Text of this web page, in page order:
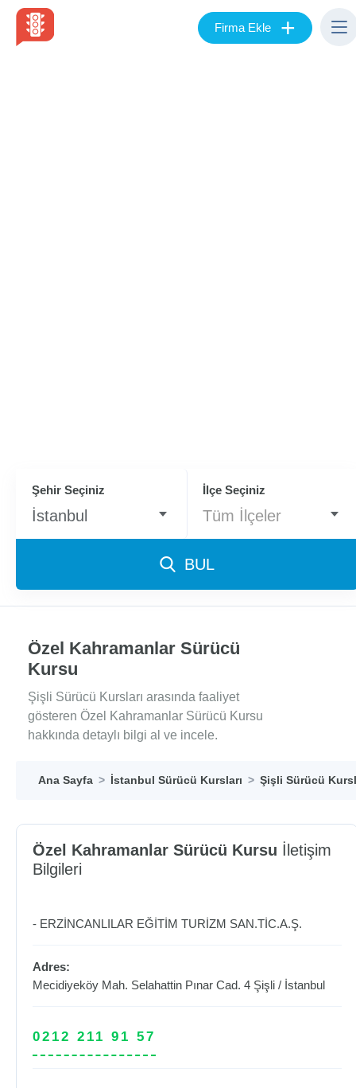
Firma Ekle +
Şehir Seçiniz
İstanbul
İlçe Seçiniz
Tüm İlçeler
BUL
Özel Kahramanlar Sürücü
Kursu
Şişli Sürücü Kursları arasında faaliyet
gösteren Özel Kahramanlar Sürücü Kursu
hakkında detaylı bilgi al ve incele.
Ana Sayfa İstanbul Sürücü Kursları Şişli Sürücü
Özel Kahramanlar Sürücü Kursu İletişim
Bilgileri
- ERZİNCANLILAR EĞİTİM TURİZM SAN.TİC.A.Ş.
Adres:
Mecidiyeköy Mah. Selahattin Pınar Cad. 4 Şişli / İstanbul
0212 211 91 57